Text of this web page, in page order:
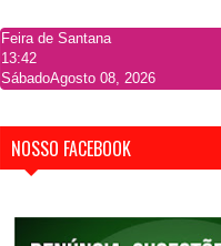
Feira de Santana
13:42
SábadoAgosto 08, 2026
NOSSO FACEBOOK